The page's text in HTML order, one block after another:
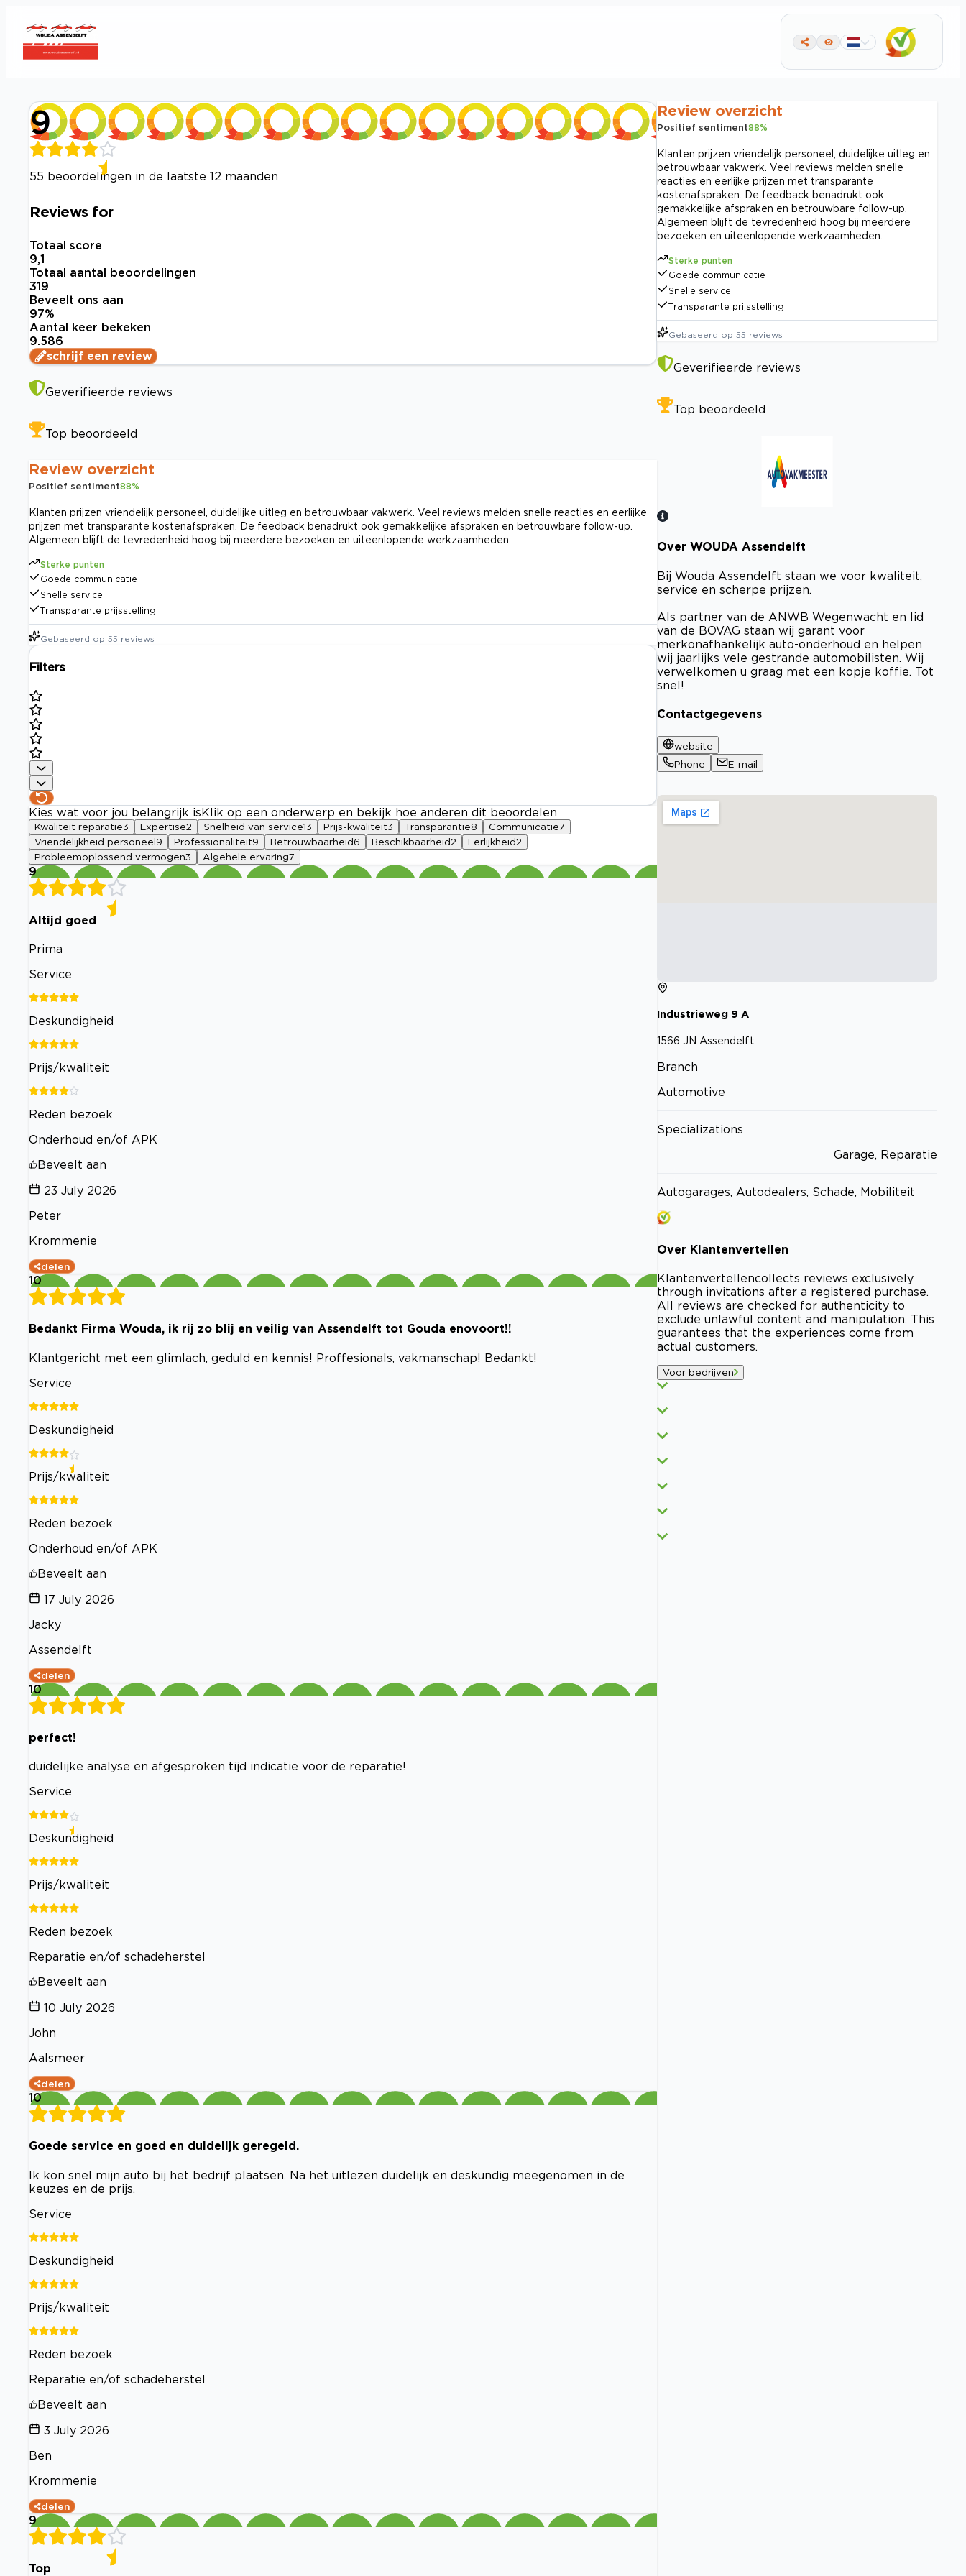
9
55 beoordelingen in de laatste 12 maanden
Reviews for
Totaal score
9,1
Totaal aantal beoordelingen
319
Beveelt ons aan
97%
Aantal keer bekeken
9.586
schrijf een review
Geverifieerde reviews
Top beoordeeld
Review overzicht
Positief sentiment88%
Klanten prijzen vriendelijk personeel, duidelijke uitleg en betrouwbaar vakwerk. Veel reviews melden snelle reacties en eerlijke
prijzen met transparante kostenafspraken. De feedback benadrukt ook gemakkelijke afspraken en betrouwbare follow-up.
Algemeen blijft de tevredenheid hoog bij meerdere bezoeken en uiteenlopende werkzaamheden.
Sterke punten
Goede communicatie
Snelle service
Transparante prijsstelling
Gebaseerd op 55 reviews
Filters
Kies wat voor jou belangrijk is Klik op een onderwerp en bekijk hoe anderen dit beoordelen
Kwaliteit reparatie3 Expertise2 Snelheid van service13 Prijs-kwaliteit3 Transparantie8 Communicatie7
Vriendelijkheid personeel 9 Professionaliteit9 Betrouwbaarheid 6 Beschikbaarheid2 Eerlijkheid2
Probleemoplossend vermogen3 Algehele ervaring7
9
Altijd goed
Prima
Service
Deskundigheid
Prijs/kwaliteit
Reden bezoek
Onderhoud en/of APK
Beveelt aan
23 July 2026
Peter
Krommenie
delen
10
Bedankt Firma Wouda, ik rij zo blij en veilig van Assendelft tot Gouda enovoort!!
Klantgericht met een glimlach, geduld en kennis! Proffesionals, vakmanschap! Bedankt!
Service
Deskundigheid
Prijs/kwaliteit
Reden bezoek
Onderhoud en/of APK
Beveelt aan
17 July 2026
Jacky
Assendelft
delen
10
perfect!
duidelijke analyse en afgesproken tijd indicatie voor de reparatie!
Service
Deskundigheid
Prijs/kwaliteit
Reden bezoek
Reparatie en/of schadeherstel
Beveelt aan
10 July 2026
John
Aalsmeer
delen
10
Goede service en goed en duidelijk geregeld.
Ik kon snel mijn auto bij het bedrijf plaatsen. Na het uitlezen duidelijk en deskundig meegenomen in de
keuzes en de prijs.
Service
Deskundigheid
Prijs/kwaliteit
Reden bezoek
Reparatie en/of schadeherstel
Beveelt aan
3 July 2026
Ben
Krommenie
delen
9
Top
Review overzicht
Positief sentiment88%
Klanten prijzen vriendelijk personeel, duidelijke uitleg en
betrouwbaar vakwerk. Veel reviews melden snelle
reacties en eerlijke prijzen met transparante
kostenafspraken. De feedback benadrukt ook
gemakkelijke afspraken en betrouwbare follow-up.
Algemeen blijft de tevredenheid hoog bij meerdere
bezoeken en uiteenlopende werkzaamheden.
Sterke punten
Goede communicatie
Snelle service
Transparante prijsstelling
Gebaseerd op 55 reviews
Geverifieerde reviews
Top beoordeeld
Bekijk certificaat
Over WOUDA Assendelft
Bij Wouda Assendelft staan we voor kwaliteit,
service en scherpe prijzen.
Als partner van de ANWB Wegenwacht en lid
van de BOVAG staan wij garant voor
merkonafhankelijk auto-onderhoud en helpen
wij jaarlijks vele gestrande automobilisten. Wij
verwelkomen u graag met een kopje koffie. Tot
snel!
Contactgegevens
website
Phone
E-mail
Industrieweg 9 A
1566 JN Assendelft
Branch
Automotive
Specializations
Garage, Reparatie
Autogarages, Autodealers, Schade, Mobiliteit
Over Klantenvertellen
Klantenvertellencollects reviews exclusively
through invitations after a registered purchase.
All reviews are checked for authenticity to
exclude unlawful content and manipulation. This
guarantees that the experiences come from
actual customers.
Voor bedrijven